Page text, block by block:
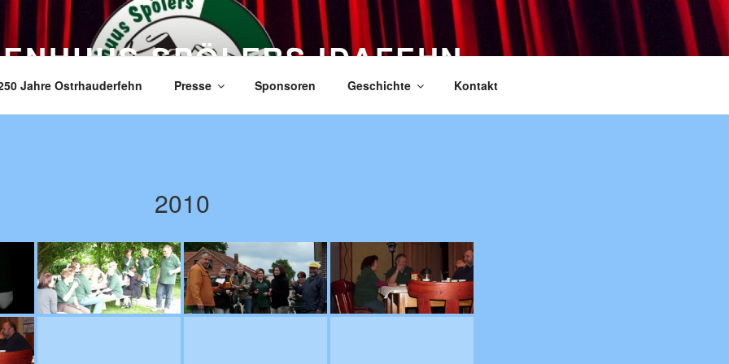
SPÖLERS IDAFEHN
Jahre Ostrhauderfehn Presse Sponsoren Geschichte Kontakt
2010